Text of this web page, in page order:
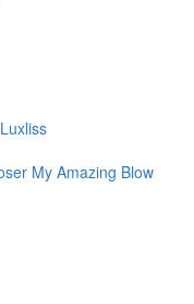
Luxliss
My Amazing Blow